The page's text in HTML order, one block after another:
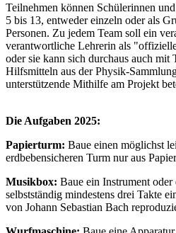
Teilnehmen können Schülerinnen
5 bis 13, entweder einzeln oder als
Personen. Zu jedem Team soll ein
verantwortliche Lehrerin als
oder sie kann sich durchaus auch mit
Hilfsmitteln aus der Physik-
unterstützende Mithilfe am Projekt
Die Aufgaben 2025:
Papierturm: Baue einen möglichst
erdbebensicheren Turm nur aus
Musikbox: Baue ein Instrument
selbstständig mindestens drei Takte
von Johann Sebastian Bach